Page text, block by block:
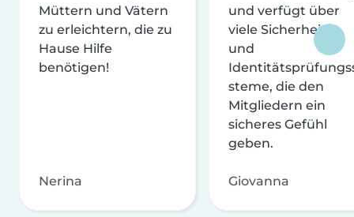
Müttern und Vätern
zu erleichtern, die zu
Hause Hilfe
benötigen!
Nerina
und verfügt über
viele Sicherheits-
und
steme, die den
Mitgliedern ein
sicheres Gefühl
geben.
Giovanna